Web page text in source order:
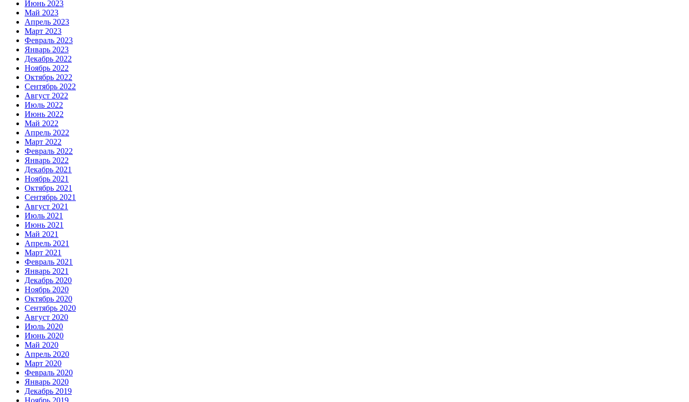
Июнь 2023
Май 2023
Апрель 2023
Март 2023
Февраль 2023
Январь 2023
Декабрь 2022
Ноябрь 2022
Октябрь 2022
Сентябрь 2022
Август 2022
Июль 2022
Июнь 2022
Май 2022
Апрель 2022
Март 2022
Февраль 2022
Январь 2022
Декабрь 2021
Ноябрь 2021
Октябрь 2021
Сентябрь 2021
Август 2021
Июль 2021
Июнь 2021
Май 2021
Апрель 2021
Март 2021
Февраль 2021
Январь 2021
Декабрь 2020
Ноябрь 2020
Октябрь 2020
Сентябрь 2020
Август 2020
Июль 2020
Июнь 2020
Май 2020
Апрель 2020
Март 2020
Февраль 2020
Январь 2020
Декабрь 2019
Ноябрь 2019